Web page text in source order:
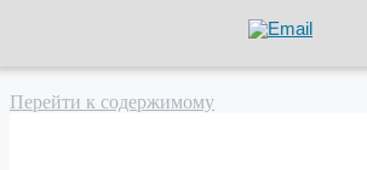
Перейти к содержимому